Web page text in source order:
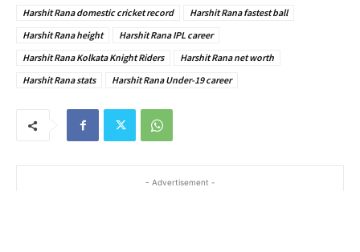
Harshit Rana domestic cricket record
Harshit Rana fastest ball
Harshit Rana height
Harshit Rana IPL career
Harshit Rana Kolkata Knight Riders
Harshit Rana net worth
Harshit Rana stats
Harshit Rana Under-19 career
- Advertisement -